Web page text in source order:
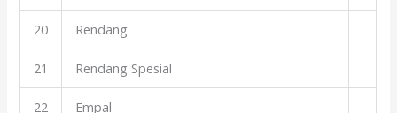
20 Rendang
21 Rendang Spesial
22 Empal